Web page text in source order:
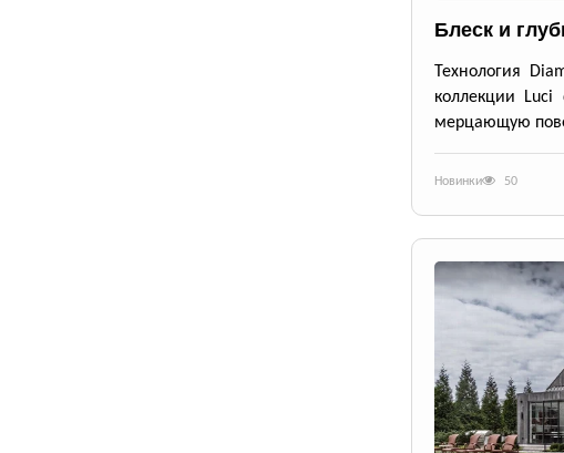
Блеск и
Технология
коллекции Luci
мерцающую
Новинки 50